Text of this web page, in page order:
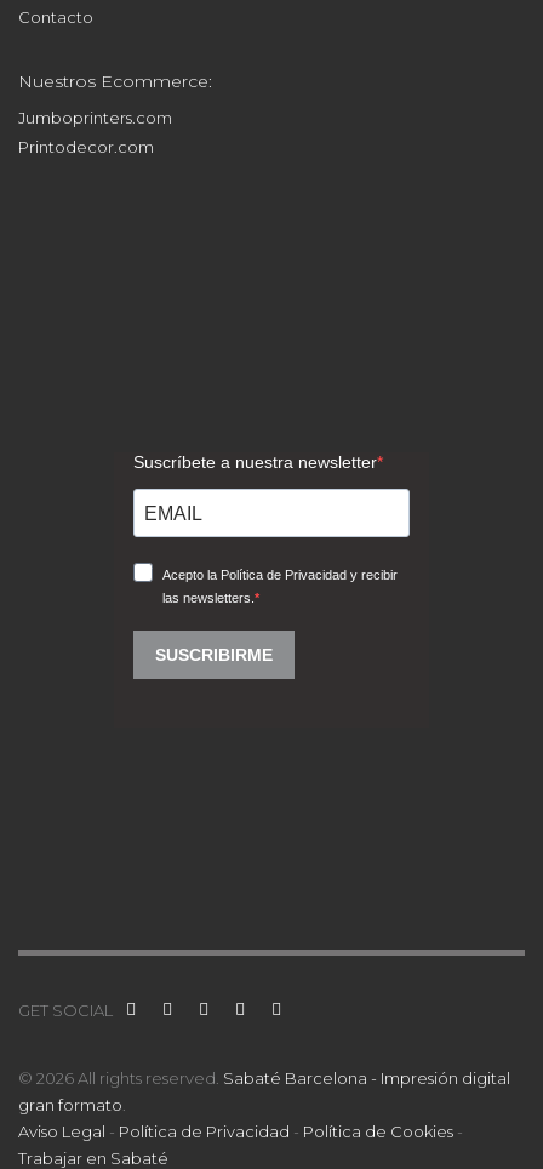
Contacto
Nuestros Ecommerce:
Jumboprinters.com
Printodecor.com
GET SOCIAL
© 2026 All rights reserved. Sabaté Barcelona - Impresión digital
gran formato
Aviso Legal - Política de Privacidad - Política de Cookies -
Trabajar en Sabaté